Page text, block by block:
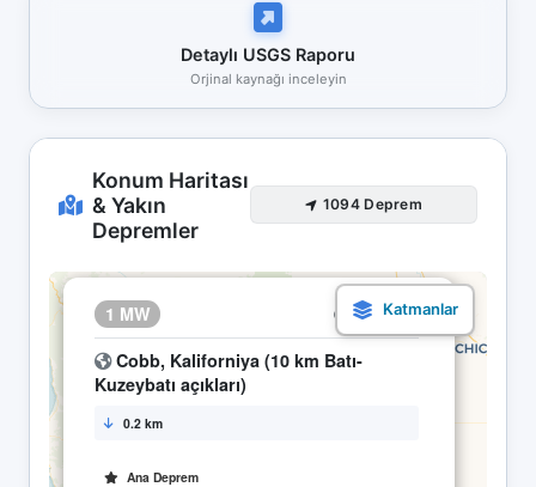
Detaylı USGS Raporu
Orjinal kaynağı inceleyin
Konum Haritası
& Yakın
Depremler
1094 Deprem
1 MW 20.05 03:42
Cobb, Kaliforniya (10 km Batı-
Kuzeybatı açıkları)
0.2 km
Ana Deprem
×